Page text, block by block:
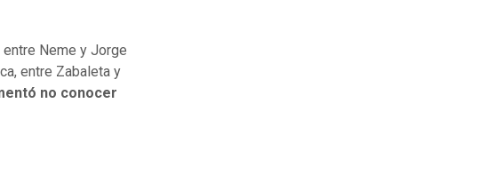
Neme y Jorge
entre Zabaleta y
no conocer